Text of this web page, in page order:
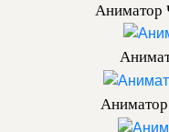
Аниматор